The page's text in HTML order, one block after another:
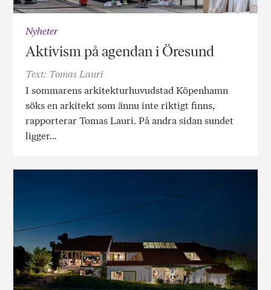
Nyheter
Aktivism på agendan i Öresund
Text: Tomas Lauri
I sommarens arkitekturhuvudstad Köpenhamn
söks en arkitekt som ännu inte riktigt finns,
rapporterar Tomas Lauri. På andra sidan sundet
ligger…